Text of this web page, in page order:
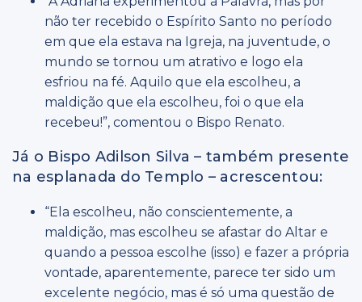
não ter recebido o Espírito Santo no período
em que ela estava na Igreja, na juventude, o
mundo se tornou um atrativo e logo ela
esfriou na fé. Aquilo que ela escolheu, a
maldição que ela escolheu, foi o que ela
recebeu!”, comentou o Bispo Renato.
Já o Bispo Adilson Silva – também presente
na esplanada do Templo – acrescentou:
“Ela escolheu, não conscientemente, a
maldição, mas escolheu se afastar do Altar e
quando a pessoa escolhe (isso) e fazer a própria
vontade, aparentemente, parece ter sido um
excelente negócio, mas é só uma questão de